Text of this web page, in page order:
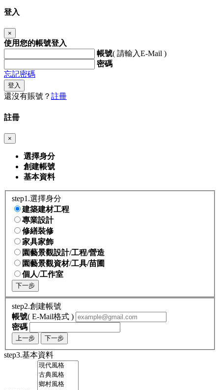
登入
×
使用您的帳號登入
帳號( 請輸入E-Mail )
密碼
忘記密碼
登入
還沒有賬號？ 註冊
註冊
×
選擇身分
創建帳號
基本資料
step1.選擇身分
建築建材工程
專業設計
修繕裝修
家具家飾
園藝景觀設計/工程/營造
園藝景觀資材/工具/苗圃
個人/工作室
下一步
step2.創建帳號
帳號( E-Mail格式 )
密碼
上一步 下一步
step3.基本資料